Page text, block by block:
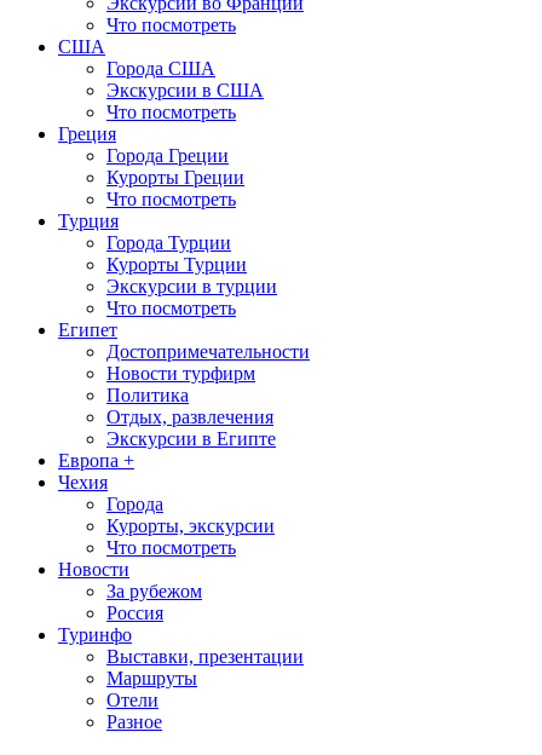
Что посмотреть
США
Города США
Экскурсии в США
Что посмотреть
Греция
Города Греции
Курорты Греции
Что посмотреть
Турция
Города Турции
Курорты Турции
Экскурсии в турции
Что посмотреть
Египет
Достопримечательности
Новости турфирм
Политика
Отдых, развлечения
Экскурсии в Египте
Европа +
Чехия
Города
Курорты, экскурсии
Что посмотреть
Новости
За рубежом
Россия
Туринфо
Выставки, презентации
Маршруты
Отели
Разное